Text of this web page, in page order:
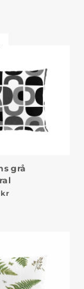
grå
ursprungliga priset
krDet nuvarande